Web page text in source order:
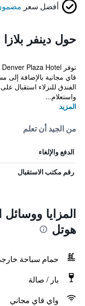
أفضل سعر
حول دينفر
فاي مجانية بالإضافة إلى
الفندق للنزلاء استقبال
واستعلام...
المزيد
من الجيد أن تعلم
الدفع والإلغاء
رقم مكتب الاستقبال
المزايا ووسائل
هوتل
حمام سباحة
بار / صالة
واي فاي مجاني